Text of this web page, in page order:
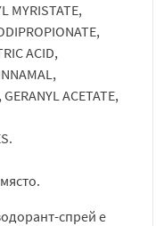
MYRISTATE,
ACID,
ACETATE,
спрей е